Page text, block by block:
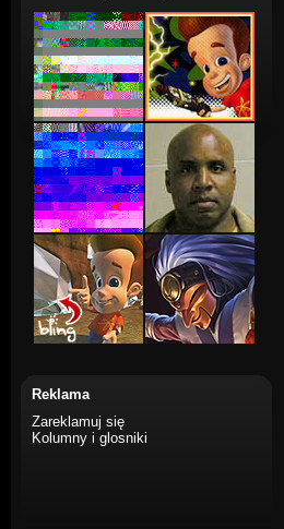
Reklama
Zareklamuj się
Kolumny i glosniki